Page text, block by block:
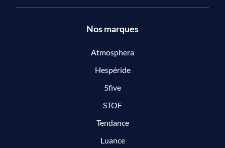
Nos marques
Atmosphera
Hespéride
5five
STOF
Tendance
Luance